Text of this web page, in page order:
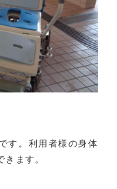
す。利用者様の身体
ます。